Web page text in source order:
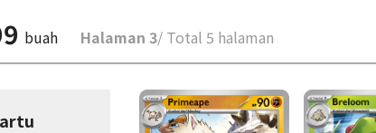
buah Halaman 3/ Total 5 halaman